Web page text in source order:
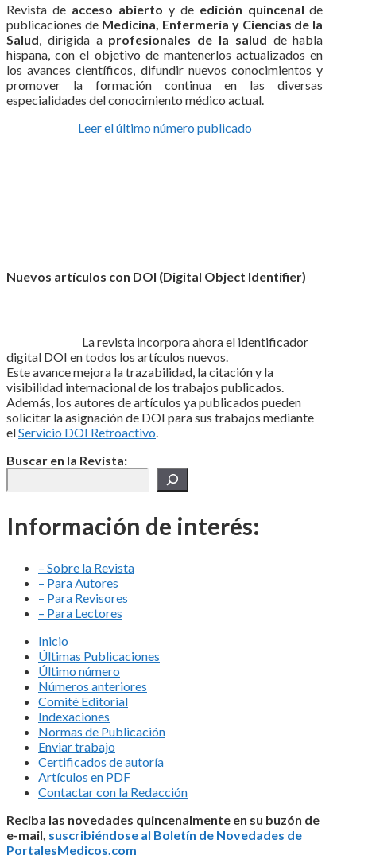
Revista de acceso abierto y de edición quincenal de
publicaciones de Medicina, Enfermería y Ciencias de la
Salud, dirigida a profesionales de la salud de habla
hispana, con el objetivo de mantenerlos actualizados en
los avances científicos, difundir nuevos conocimientos y
promover la formación continua en las diversas
especialidades del conocimiento médico actual.
Leer el último número publicado
Nuevos artículos con DOI (Digital Object Identifier)
La revista incorpora ahora el identificador
digital DOI en todos los artículos nuevos.
Este avance mejora la trazabilidad, la citación y la
visibilidad internacional de los trabajos publicados.
Además, los autores de artículos ya publicados pueden
solicitar la asignación de DOI para sus trabajos mediante
elServicio DOI Retroactivo.
Buscar en la Revista:
Información de interés:
– Sobre la Revista
– Para Autores
– Para Revisores
– Para Lectores
Inicio
Últimas Publicaciones
Último número
Números anteriores
Comité Editorial
Indexaciones
Normas de Publicación
Enviar trabajo
Certificados de autoría
Artículos en PDF
Contactar con la Redacción
Reciba las novedades quincenalmente en su buzón de
e-mail, suscribiéndose al Boletín de Novedades de
PortalesMedicos.com